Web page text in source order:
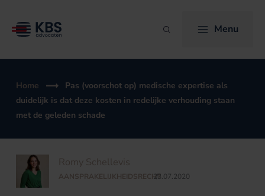
naar
Zoeken Menu
Home
Pas (voorschot op) medische expertise als
duidelijk is dat deze kosten in redelijke verhouding staan
met de geleden schade
Romy Schellevis
AANSPRAKELIJKHEIDSRECHT
/
23.07.2020